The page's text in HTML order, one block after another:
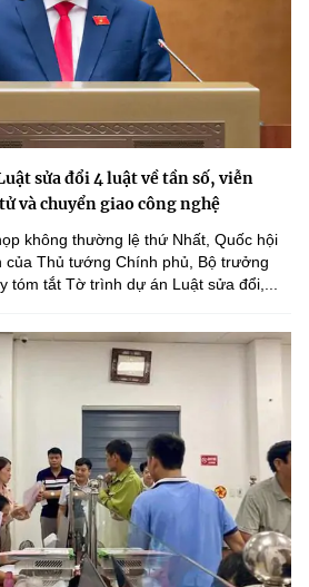
sửa đổi 4 luật về tần số, viễn
và chuyển giao công nghệ
không thường lệ thứ Nhất, Quốc hội
của Thủ tướng Chính phủ, Bộ trưởng
tóm tắt Tờ trình dự án Luật sửa đổi,...